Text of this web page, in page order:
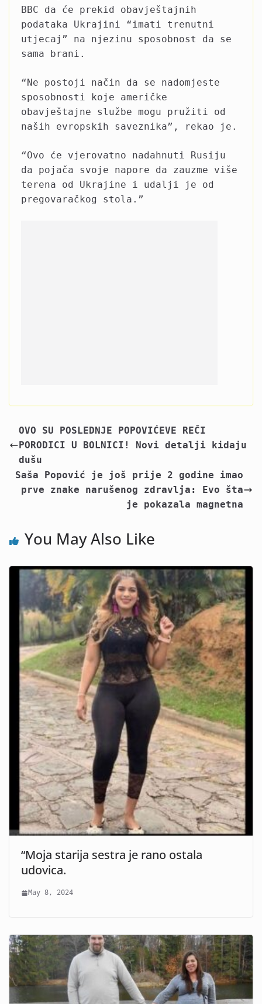
BBC da će prekid obavještajnih
podataka Ukrajini “imati trenutni
utjecaj” na njezinu sposobnost da se
sama brani.
“Ne postoji način da se nadomjeste
sposobnosti koje američke
obavještajne službe mogu pružiti od
naših evropskih saveznika”, rekao je.
“Ovo će vjerovatno nadahnuti Rusiju
da pojača svoje napore da zauzme više
terena od Ukrajine i udalji je od
pregovaračkog stola.”
OVO SU POSLEDNJE POPOVIĆEVE REČI
PORODICI U BOLNICI! Novi detalji kidaju
dušu
Saša Popović je još prije 2 godine imao
prve znake narušenog zdravlja: Evo šta
je pokazala magnetna
You May Also Like
“Moja starija sestra je rano ostala
udovica.
May 8, 2024